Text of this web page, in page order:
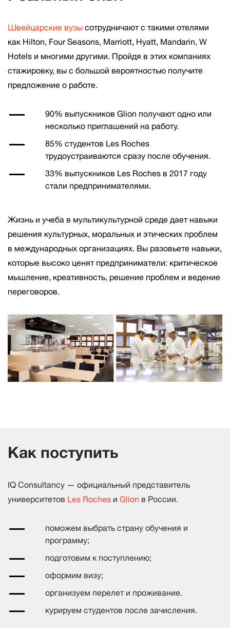
Швейцарские вузысотрудничают с такими отелями
как Hilton, Four Seasons, Marriott, Hyatt, Mandarin, W
Hotels и многими другими. Пройдя в этих компаниях
стажировку, вы с большой вероятностью получите
предложение о работе.
90% выпускников Glion получают одно или
несколько приглашений на работу.
85% студентов Les Roches
трудоустраиваются сразу после обучения.
33% выпускников Les Roches в 2017 году
стали предпринимателями.
Жизнь и учеба в мультикультурной среде дает навыки
решения культурных, моральных и этических проблем
в международных организациях. Вы разовьете навыки,
которые высоко ценят предприниматели: критическое
мышление, креативность, решение проблем и ведение
переговоров.
Как поступить
IQ Consultancy — официальный представитель
университетов Les Roches и Glion в России.
поможем выбрать страну обучения и
программу;
подготовим к поступлению;
оформим визу;
организуем перелет и проживание.
курируем студентов после зачисления.